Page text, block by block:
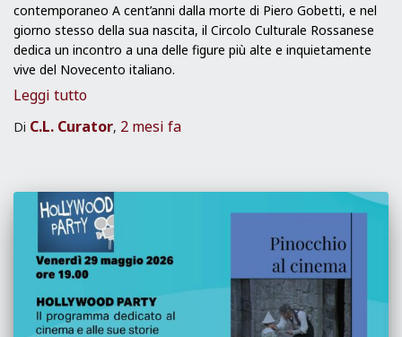
contemporaneo A cent’anni dalla morte di Piero Gobetti, e nel
giorno stesso della sua nascita, il Circolo Culturale Rossanese
dedica un incontro a una delle figure più alte e inquietamente
vive del Novecento italiano.
Leggi tutto
Di C.L. Curator, 2 mesi fa